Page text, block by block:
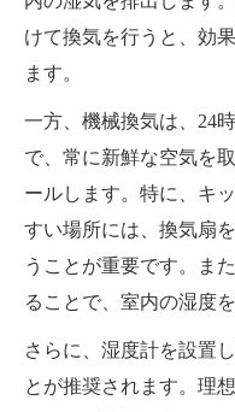
けて換気を行うと、効
ます。
一方、機械換気は、24
で、常に新鮮な空気を
ールします。特に、キ
すい場所には、換気扇
うことが重要です。ま
ることで、室内の湿度
さらに、湿度計を設置
とが推奨されます。理